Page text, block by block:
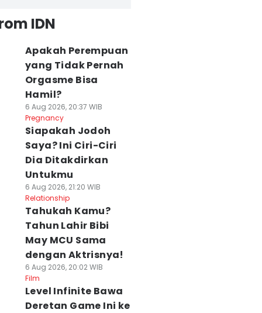
IDN
Apakah Perempuan
yang Tidak Pernah
Orgasme Bisa
Hamil?
6 Aug 2026, 20:37 WIB
Pregnancy
Siapakah Jodoh
Saya? Ini Ciri-Ciri
Dia Ditakdirkan
Untukmu
6 Aug 2026, 21:20 WIB
Relationship
Tahukah Kamu?
Tahun Lahir Bibi
May MCU Sama
dengan Aktrisnya!
6 Aug 2026, 20:02 WIB
Film
Level Infinite Bawa
Deretan Game Ini ke